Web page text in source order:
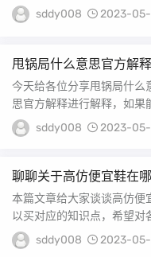
丝可爱俏皮，她的羊角辫更
而不...
sddy008 2023-
甩锅局什么意思官方解
今天给各位分享甩锅局什么
思官方解释进行解释，如果
关注本站，现在开始吧...
sddy008 2023-
聊聊关于高仿便宜鞋在
本篇文章给大家谈谈高仿便
以买对应的知识点，希望对
冀批发高仿耐克鞋在...
sddy008 2023-